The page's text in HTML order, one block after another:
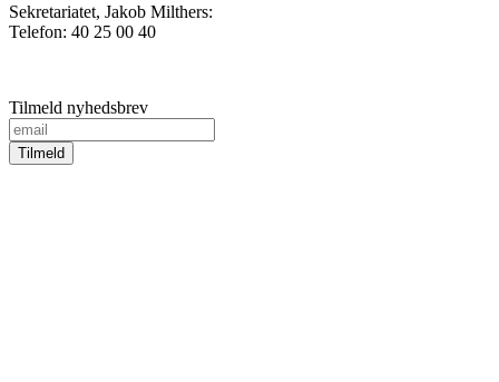
Sekretariatet, Jakob Milthers:
Telefon: 40 25 00 40
Tilmeld nyhedsbrev